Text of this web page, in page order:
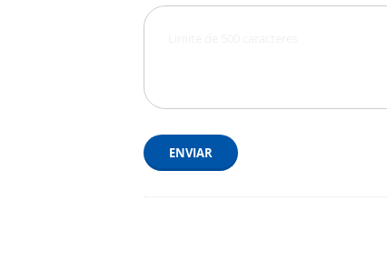
ENVIAR